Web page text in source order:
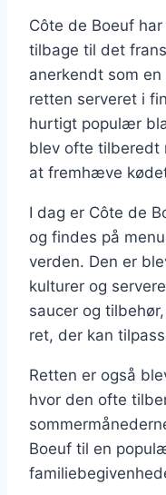
Côte de Boeuf
tilbage til det
anerkendt som
retten serveret i
hurtigt populær
blev ofte tilberedt
at fremhæve
I dag er Côte de
og findes på
verden. Den er
kulturer og
saucer og
ret, der kan
Retten er også
hvor den ofte
Boeuf til en